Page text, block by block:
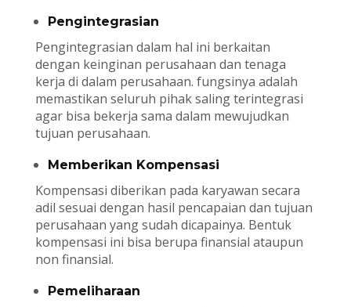
Pengintegrasian
Pengintegrasian dalam hal ini berkaitan
dengan keinginan perusahaan dan tenaga
kerja di dalam perusahaan. fungsinya adalah
memastikan seluruh pihak saling terintegrasi
agar bisa bekerja sama dalam mewujudkan
tujuan perusahaan.
Memberikan Kompensasi
Kompensasi diberikan pada karyawan secara
adil sesuai dengan hasil pencapaian dan tujuan
perusahaan yang sudah dicapainya. Bentuk
kompensasi ini bisa berupa finansial ataupun
non finansial.
Pemeliharaan